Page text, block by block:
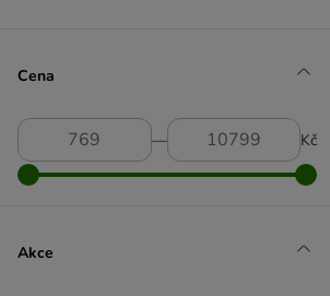
savic
skyline
(11)
Cena
― Kč
Akce